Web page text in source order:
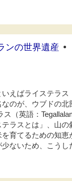
ンの世界遺産
えばライステラス
なのが、ウブドの北
ス（英語：
テラスとは」、山
を育てるための知
少ないため、こうし